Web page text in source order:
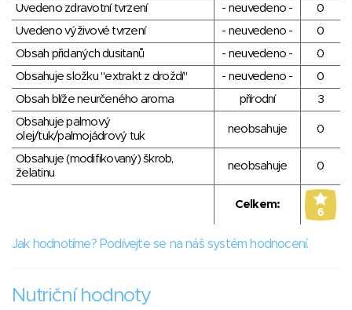
Uvedeno zdravotní tvrzení
- neuvedeno -
0
Uvedeno výživové tvrzení
- neuvedeno -
0
Obsah přidaných dusitanů
- neuvedeno -
0
Obsahuje složku "extrakt z droždí"
- neuvedeno -
0
Obsah blíže neurčeného aroma
přírodní
3
Obsahuje palmový
olej/tuk/palmojádrový tuk
neobsahuje 0
Obsahuje (modifikovaný) škrob,
želatinu
neobsahuje 0
Celkem:
6
Jak hodnotíme? Podívejte se na náš systém hodnocení.
Nutriční hodnoty